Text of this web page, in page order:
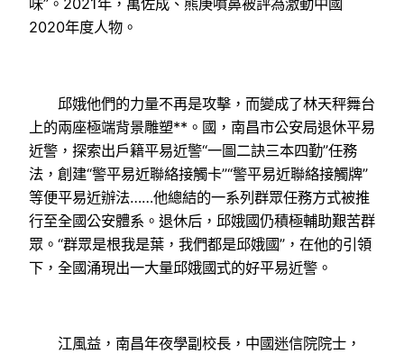
味”。2021年，萬佐成、熊庚噴鼻被評為激動中國
2020年度人物。
邱娥他們的力量不再是攻擊，而變成了林天秤舞台
上的兩座極端背景雕塑**。國，南昌市公安局退休平易
近警，探索出戶籍平易近警“一圖二訣三本四勤”任務
法，創建“警平易近聯絡接觸卡”“警平易近聯絡接觸牌”
等便平易近辦法……他總結的一系列群眾任務方式被推
行至全國公安體系。退休后，邱娥國仍積極輔助艱苦群
眾。“群眾是根我是葉，我們都是邱娥國”，在他的引領
下，全國涌現出一大量邱娥國式的好平易近警。
江風益，南昌年夜學副校長，中國迷信院院士，